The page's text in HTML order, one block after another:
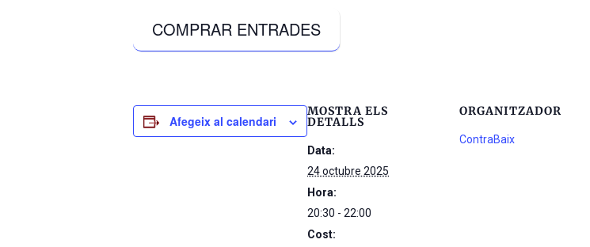
COMPRAR ENTRADES
Afegeix al calendari
MOSTRA ELS
DETALLS
Data:
24 octubre 2025
Hora:
20:30 - 22:00
Cost:
ORGANITZADOR
ContraBaix